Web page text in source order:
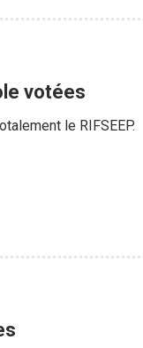
votées
le RIFSEEP.